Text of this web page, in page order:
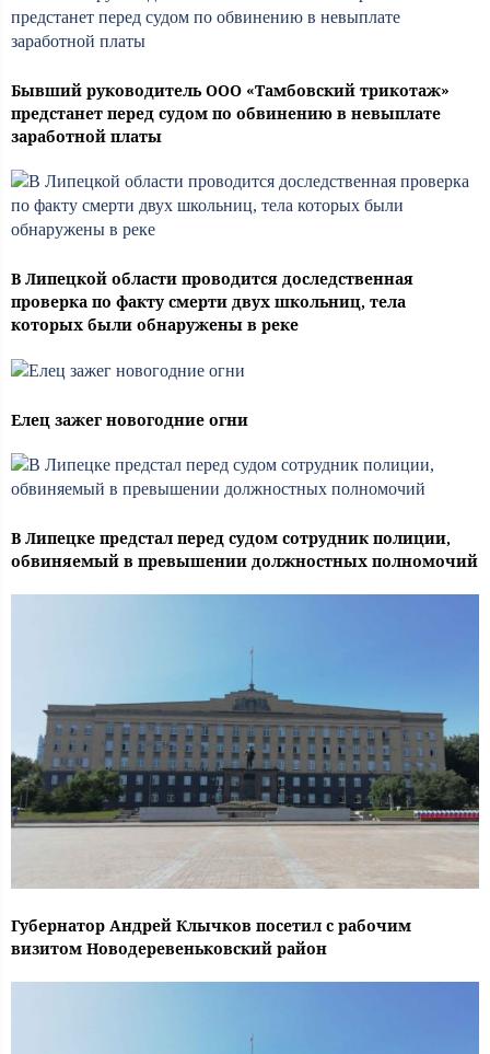
Бывший руководитель ООО «Тамбовский трикотаж»
предстанет перед судом по обвинению в невыплате
заработной платы
В Липецкой области проводится доследственная
проверка по факту смерти двух школьниц, тела
которых были обнаружены в реке
Елец зажег новогодние огни
В Липецке предстал перед судом сотрудник полиции,
обвиняемый в превышении должностных полномочий
Губернатор Андрей Клычков посетил с рабочим
визитом Новодеревеньковский район